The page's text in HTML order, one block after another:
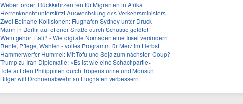
Weber fordert Rückkehrzentren für Migranten in Afrika
Herrenknecht unterstützt Auswechslung des Verkehrsministers
Zwei Beinahe-Kollisionen: Flughafen Sydney unter Druck
Mann in Berlin auf offener Straße durch Schüsse getötet
Wem gehört Bali? - Wie digitale Nomaden eine Insel verändern
Rente, Pflege, Wahlen - volles Programm für Merz im Herbst
Hammerwerfer Hummel: Mit Tofu und Soja zum nächsten Coup?
Trump zu Iran-Diplomatie: «Es ist wie eine Schachpartie»
Tote auf den Philippinen durch Tropenstürme und Monsun
Bilger will Drohnenabwehr an Flughäfen verbessern